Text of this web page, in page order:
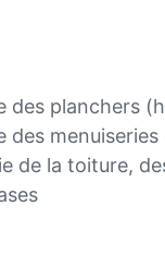
des planchers
des
de la toiture,